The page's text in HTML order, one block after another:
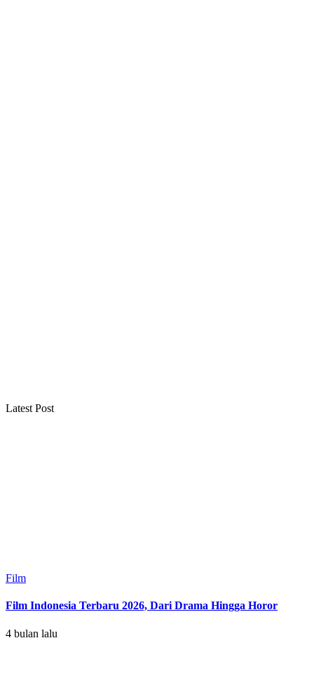
Latest Post
Film
Film Indonesia Terbaru 2026, Dari Drama Hingga Horor
4 bulan lalu